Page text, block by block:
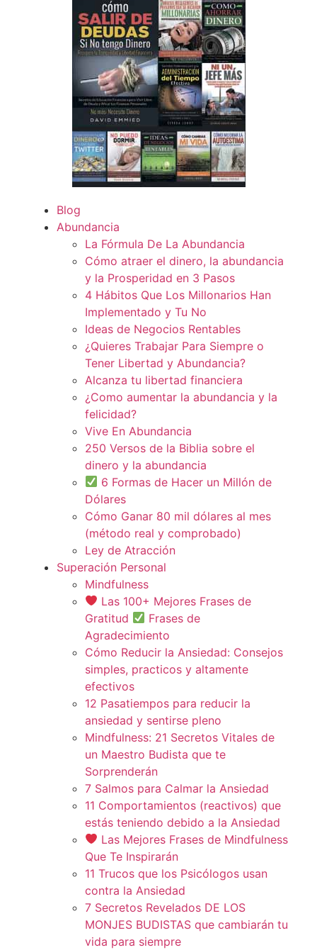
Blog
Abundancia
La Fórmula De La Abundancia
Cómo atraer el dinero, la abundancia
y la Prosperidad en 3 Pasos
4 Hábitos Que Los Millonarios Han
Implementado y Tu No
Ideas de Negocios Rentables
¿Quieres Trabajar Para Siempre o
Tener Libertad y Abundancia?
Alcanza tu libertad financiera
¿Como aumentar la abundancia y la
felicidad?
Vive En Abundancia
250 Versos de la Biblia sobre el
dinero y la abundancia
6 Formas de Hacer un Millón de
Dólares
Cómo Ganar 80 mil dólares al mes
(método real y comprobado)
Ley de Atracción
Superación Personal
Mindfulness
Las 100+ Mejores Frases de
Gratitud
Frases de
Agradecimiento
Cómo Reducir la Ansiedad: Consejos
simples, practicos y altamente
efectivos
12 Pasatiempos para reducir la
ansiedad y sentirse pleno
Mindfulness: 21 Secretos Vitales de
un Maestro Budista que te
Sorprenderán
7 Salmos para Calmar la Ansiedad
11 Comportamientos (reactivos) que
estás teniendo debido a la Ansiedad
Las Mejores Frases de Mindfulness
Que Te Inspirarán
11 Trucos que los Psicólogos usan
contra la Ansiedad
7 Secretos Revelados DE LOS
MONJES BUDISTAS que cambiarán tu
vida para siempre